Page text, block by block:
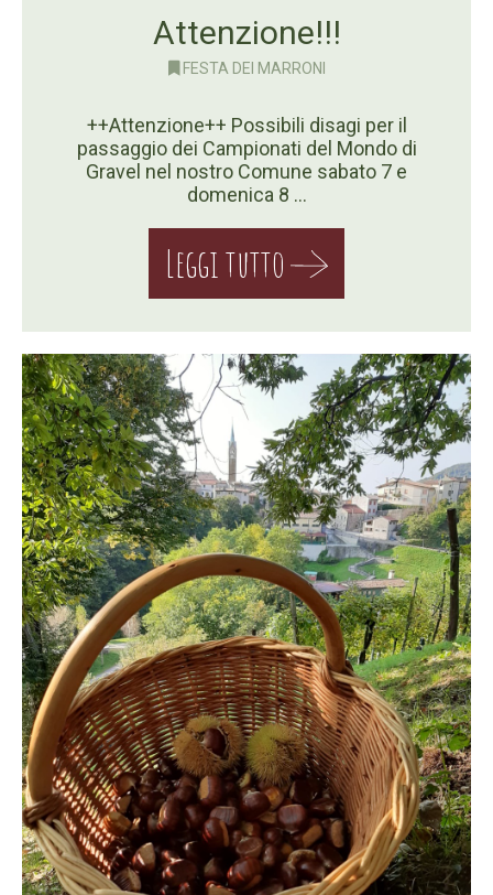
Attenzione!!!
FESTA DEI MARRONI
++Attenzione++ Possibili disagi per il
passaggio dei Campionati del Mondo di
Gravel nel nostro Comune sabato 7 e
domenica 8 …
Leggi tutto